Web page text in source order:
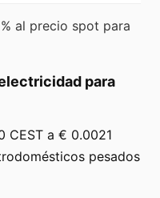
al precio spot para
para
CEST a € 0.0021
pesados